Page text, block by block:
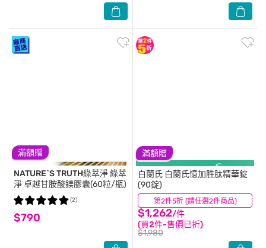
滿額贈
NATURE`S TRUTH綠萃淨綠萃
淨 卓越甘胺酸鎂膠囊(60粒/瓶)
$790
(2)
滿額贈
第2件5折 (請任選2件商品)
白蘭氏 白蘭氏憶加胜肽精華錠
(90錠)
$1,262/件
(買2件-售價已折)
$1,980
(0)